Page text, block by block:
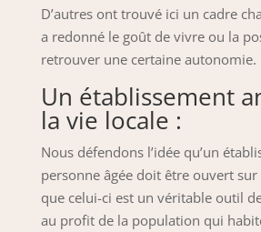
D’autres ont trouvé ici un cadre
a redonné le goût de vivre ou la
retrouver une certaine autonomie.
Un établissement
la vie locale :
Nous défendons l’idée qu’un
personne âgée doit être ouvert
que celui-ci est un véritable outil
au profit de la population qui